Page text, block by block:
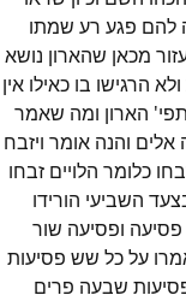
להם פגע רע שמתו
מכאן שהארון נושא
הרגישו בו כאילו אין
הארון ומה שאמר
והנה אומר ויזבח
כלומר הלויים זבחו
השביעי הורידו
פסיעה ופסיעה שור
על כל שש פסיעות
שבעה פרים